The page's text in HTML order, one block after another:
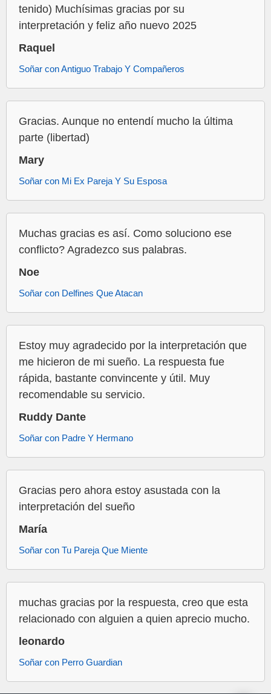
tenido) Muchísimas gracias por su
interpretación y feliz año nuevo 2025
Raquel
Soñar con Antiguo Trabajo Y Compañeros
Gracias. Aunque no entendí mucho la última
parte (libertad)
Mary
Soñar con Mi Ex Pareja Y Su Esposa
Muchas gracias es así. Como soluciono ese
conflicto? Agradezco sus palabras.
Noe
Soñar con Delfines Que Atacan
Estoy muy agradecido por la interpretación que
me hicieron de mi sueño. La respuesta fue
rápida, bastante convincente y útil. Muy
recomendable su servicio.
Ruddy Dante
Soñar con Padre Y Hermano
Gracias pero ahora estoy asustada con la
interpretación del sueño
María
Soñar con Tu Pareja Que Miente
muchas gracias por la respuesta, creo que esta
relacionado con alguien a quien aprecio mucho.
leonardo
Soñar con Perro Guardian